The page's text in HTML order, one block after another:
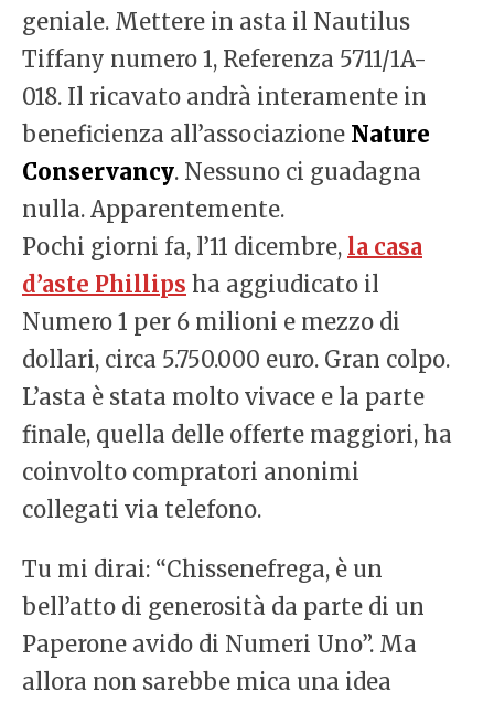
geniale. Mettere in asta il Nautilus
Tiffany numero 1, Referenza 5711/1A-
018. Il ricavato andrà interamente in
beneficienza all’associazione Nature
Conservancy. Nessuno ci guadagna
nulla. Apparentemente.
Pochi giorni fa, l’11 dicembre, la casa
d’aste Phillips ha aggiudicato il
Numero 1 per 6 milioni e mezzo di
dollari, circa 5.750.000 euro. Gran colpo.
L’asta è stata molto vivace e la parte
finale, quella delle offerte maggiori, ha
coinvolto compratori anonimi
collegati via telefono.
Tu mi dirai: “Chissenefrega, è un
bell’atto di generosità da parte di un
Paperone avido di Numeri Uno”. Ma
allora non sarebbe mica una idea